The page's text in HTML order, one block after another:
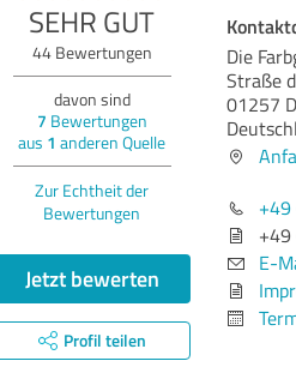
SEHR GUT
44Bewertungen
davon sind
7 Bewertungen
aus 1 anderen Quelle
Zur Echtheit der
Bewertungen
Jetzt bewerten
Profil teilen
Die
Straße
01257
E-